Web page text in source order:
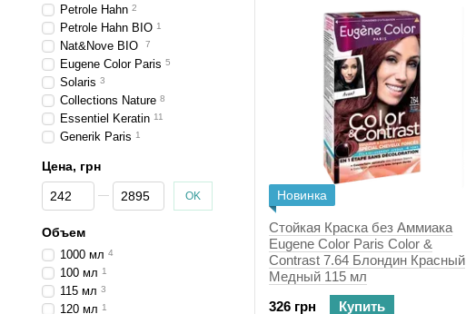
Новинка
Стойкая Краска без Аммиака
Eugene Color Paris Color &
Contrast 7.64 Блондин Красный
Медный 115 мл
326 грн
Купить
Petrole Hahn 2
Petrole Hahn BIO 1
Nat&Nove BIO 7
Eugene Color Paris 5
Solaris 3
Collections Nature 8
Essentiel Keratin 11
Generik Paris 1
Цена, грн
От Цена, грн
До Цена, грн OK
Объем
1000 мл 4
100 мл 1
115 мл 3
120 мл 1